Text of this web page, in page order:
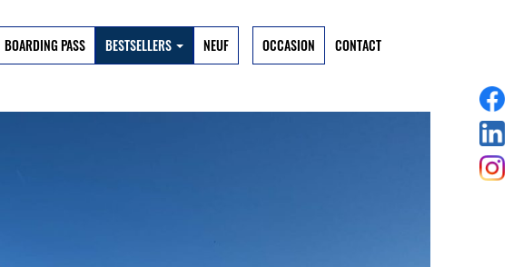
BOARDING PASS BESTSELLERS NEUF OCCASION CONTACT